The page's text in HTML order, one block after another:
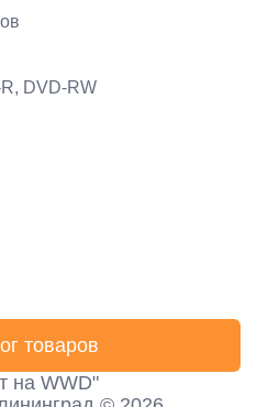
DVD-RW
товаров
на WWD"